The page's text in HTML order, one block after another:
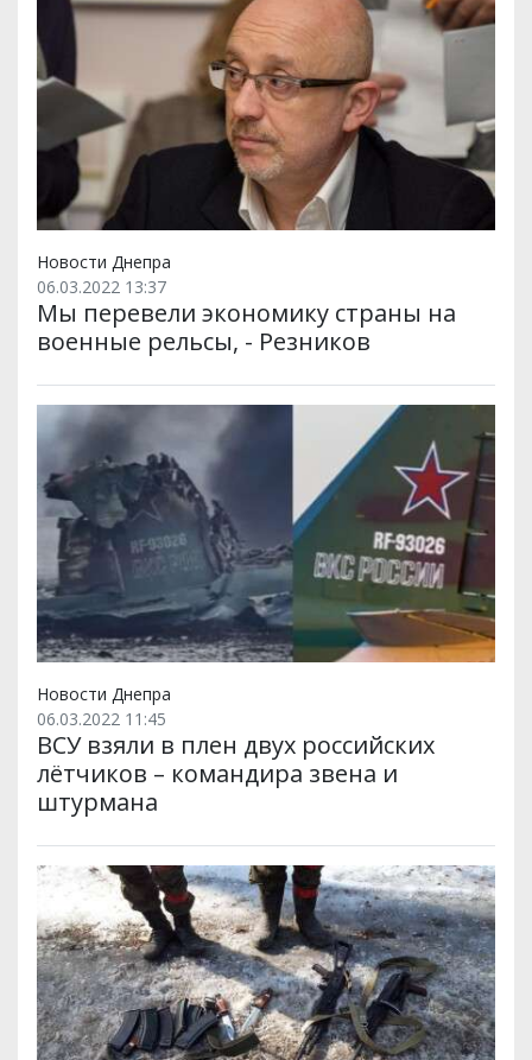
Новости Днепра
06.03.2022 13:37
Мы перевели экономику страны на
военные рельсы, - Резников
Новости Днепра
06.03.2022 11:45
ВСУ взяли в плен двух российских
лётчиков – командира звена и
штурмана